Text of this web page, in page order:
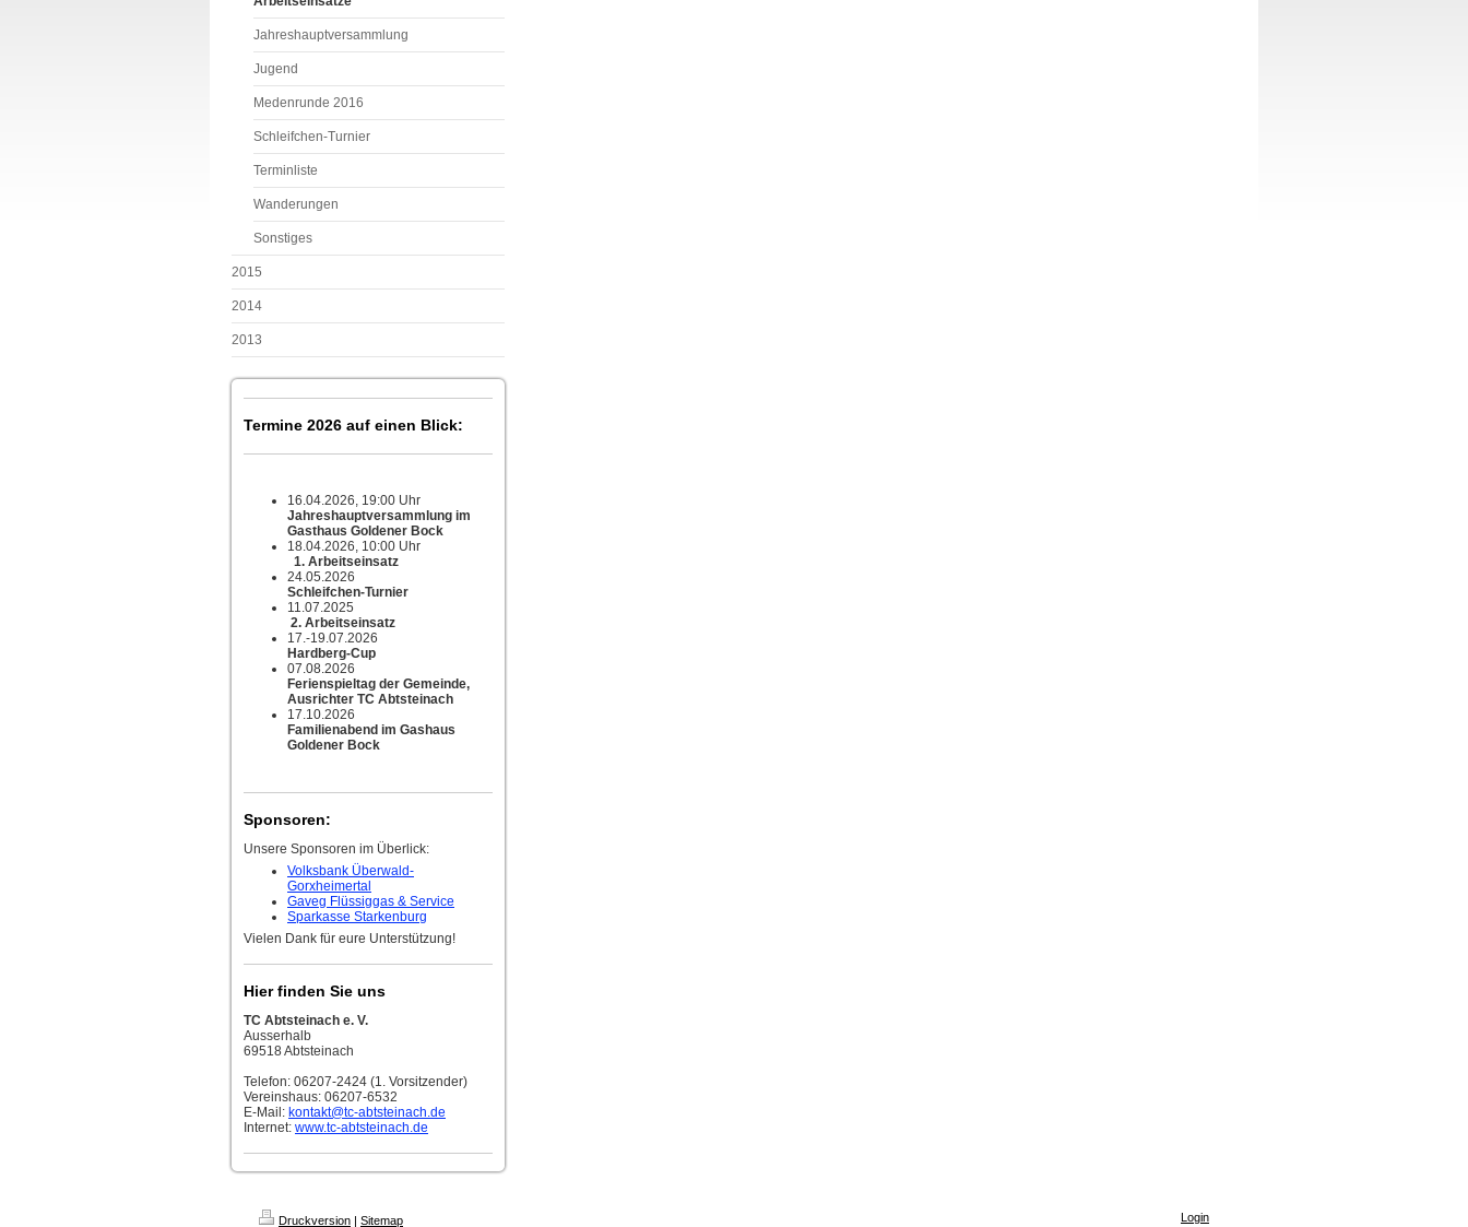
Jahreshauptversammlung
Jugend
Medenrunde 2016
Schleifchen-Turnier
Terminliste
Wanderungen
Sonstiges
2015
2014
2013
Termine 2026 auf einen Blick:
16.04.2026, 19:00 Uhr
Jahreshauptversammlung im
Gasthaus Goldener Bock
18.04.2026, 10:00 Uhr
1. Arbeitseinsatz
24.05.2026
Schleifchen-Turnier
11.07.2025
2. Arbeitseinsatz
17.-19.07.2026
Hardberg-Cup
07.08.2026
Ferienspieltag der Gemeinde,
Ausrichter TC Abtsteinach
17.10.2026
Familienabend im Gashaus
Goldener Bock
Sponsoren:
Unsere Sponsoren im Überlick:
Volksbank Überwald-
Gorxheimertal
Gaveg Flüssiggas & Service
Sparkasse Starkenburg
Vielen Dank für eure Unterstützung!
Hier finden Sie uns
TC Abtsteinach e. V.
Ausserhalb
69518 Abtsteinach
Telefon: 06207-2424 (1. Vorsitzender)
Vereinshaus: 06207-6532
E-Mail: kontakt@tc-abtsteinach.de
Internet: www.tc-abtsteinach.de
Druckversion | Sitemap Login